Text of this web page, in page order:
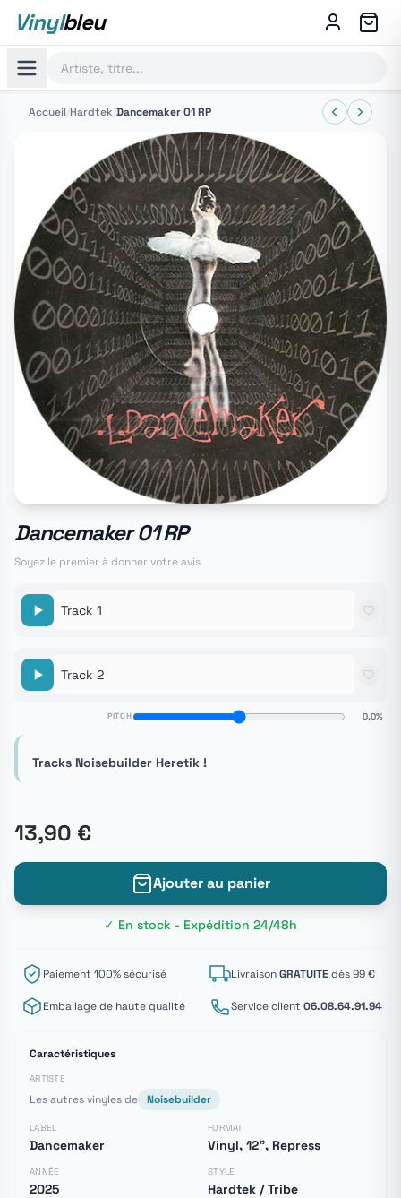
Vinylbleu
Accueil/Hardtek/Dancemaker 01 RP
Dancemaker 01 RP
Soyez le premier à donner votre avis
Track 1
Track 2
PITCH 0.0%
Tracks Noisebuilder Heretik !
13,90 €
Ajouter au panier
✓ En stock - Expédition 24/48h
Paiement 100% sécurisé LivraisonGRATUITEdès 99 €
Emballage de haute qualité Service client 06.08.64.91.94
Caractéristiques
ARTISTE
Les autres vinyles de Noisebuilder
LABEL
Dancemaker
FORMAT
Vinyl, 12", Repress
ANNÉE
2025
STYLE
Hardtek / Tribe